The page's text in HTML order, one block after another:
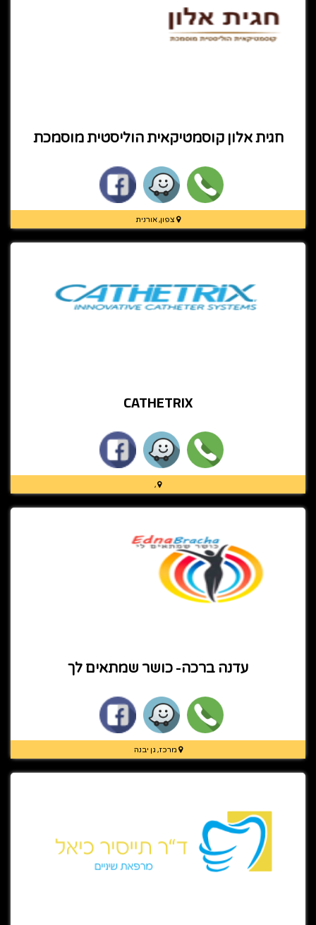
חגית אלון קוסמטיקאית הוליסטית מוסמכת
צפון, אורנית
CATHETRIX
,
עדנה ברכה- כושר שמתאים לך
מרכז, גן יבנה